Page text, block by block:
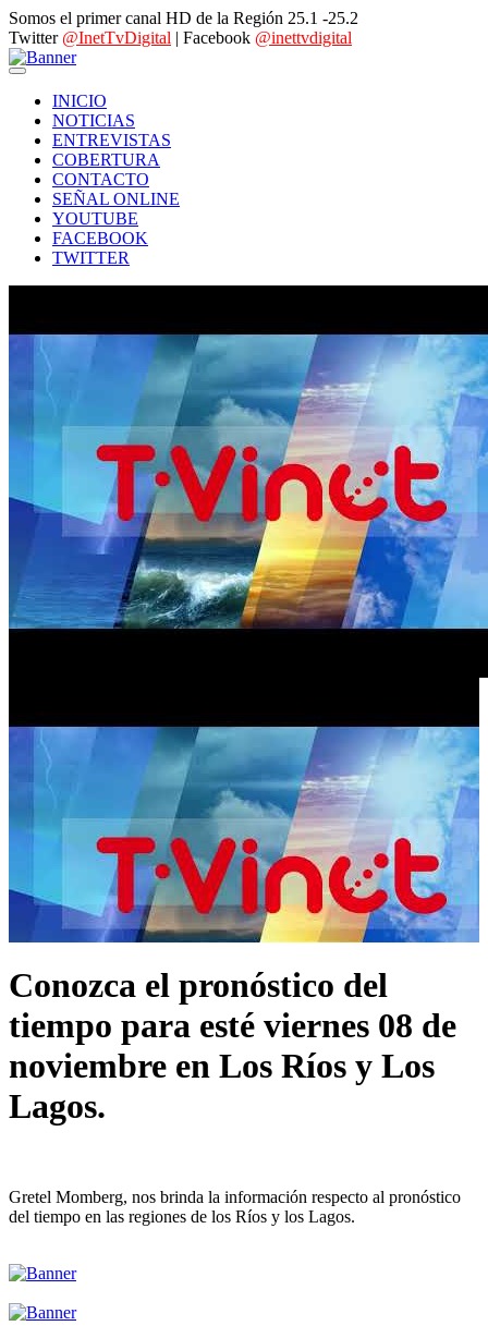
Somos el primer canal HD de la Región 25.1 -25.2
Twitter @InetTvDigital | Facebook @inettvdigital
INICIO
NOTICIAS
ENTREVISTAS
COBERTURA
CONTACTO
SEÑAL ONLINE
YOUTUBE
FACEBOOK
TWITTER
Conozca el pronóstico del
tiempo para esté viernes 08 de
noviembre en Los Ríos y Los
Lagos.
Gretel Momberg, nos brinda la información respecto al pronóstico
del tiempo en las regiones de los Ríos y los Lagos.